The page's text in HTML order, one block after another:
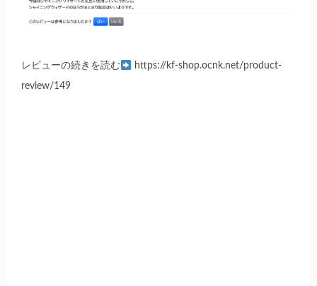
レビューの続きを読む https://kf-shop.ocnk.net/product-
review/149